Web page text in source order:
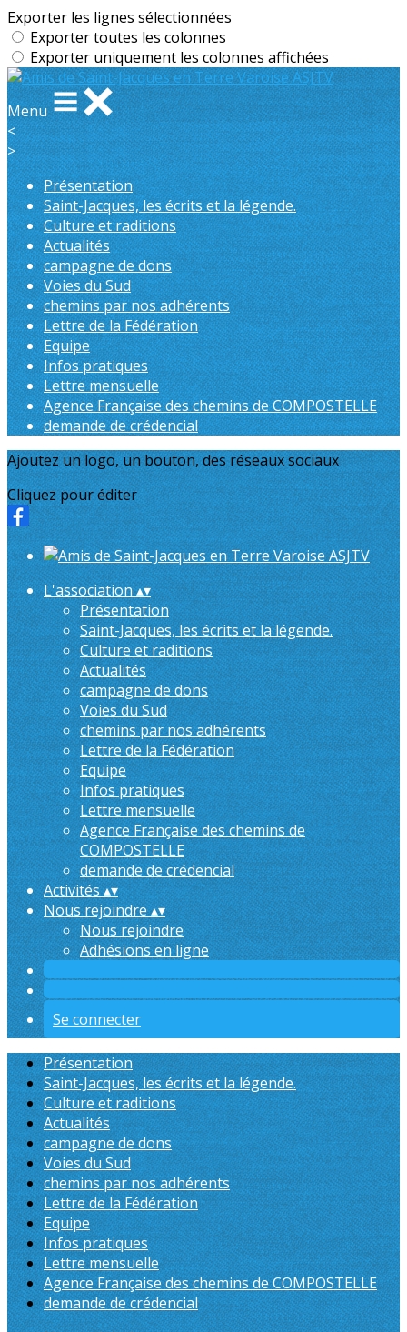
Exporter les lignes sélectionnées
Exporter toutes les colonnes
Exporter uniquement les colonnes affichées
Menu
<
>
Présentation
Saint-Jacques, les écrits et la légende.
Culture et raditions
Actualités
campagne de dons
Voies du Sud
chemins par nos adhérents
Lettre de la Fédération
Equipe
Infos pratiques
Lettre mensuelle
Agence Française des chemins de COMPOSTELLE
demande de crédencial
Ajoutez un logo, un bouton, des réseaux sociaux
Cliquez pour éditer
L'association▴▾
Présentation
Saint-Jacques, les écrits et la légende.
Culture et raditions
Actualités
campagne de dons
Voies du Sud
chemins par nos adhérents
Lettre de la Fédération
Equipe
Infos pratiques
Lettre mensuelle
Agence Française des chemins de
COMPOSTELLE
demande de crédencial
Activités▴▾
Nous rejoindre▴▾
Nous rejoindre
Adhésions en ligne
Se connecter
Présentation
Saint-Jacques, les écrits et la légende.
Culture et raditions
Actualités
campagne de dons
Voies du Sud
chemins par nos adhérents
Lettre de la Fédération
Equipe
Infos pratiques
Lettre mensuelle
Agence Française des chemins de COMPOSTELLE
demande de crédencial